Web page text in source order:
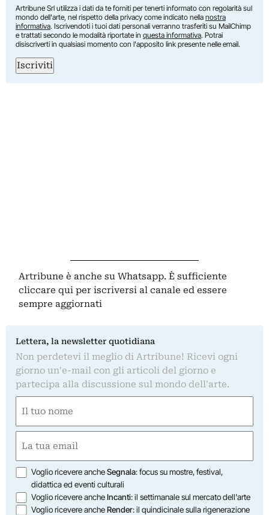
Artribune Srl utilizza i dati da te forniti per tenerti informato con regolarità sul
mondo dell'arte, nel rispetto della privacy come indicato nella nostra
informativa. Iscrivendoti i tuoi dati personali verranno trasferiti su MailChimp
e trattati secondo le modalità riportate in questa informativa. Potrai
disiscriverti in qualsiasi momento con l'apposito link presente nelle email.
Iscriviti
Artribune è anche su Whatsapp. È sufficiente
cliccare qui per iscriversi al canale ed essere
sempre aggiornati
Lettera, la newsletter quotidiana
Non perdetevi il meglio di Artribune! Ricevi ogni
giorno un'e-mail con gli articoli del giorno e
partecipa alla discussione sul mondo dell'arte.
(Obbligatorio)
Nome
(Obbligatorio)
Opzioni
Voglio ricevere ancheSegnala: focus su mostre, festival,
didattica ed eventi culturali
Voglio ricevere ancheIncanti: il settimanale sul mercato dell'arte
Voglio ricevere ancheRender: il quindicinale sulla rigenerazione